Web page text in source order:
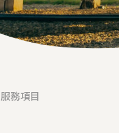
服務項目